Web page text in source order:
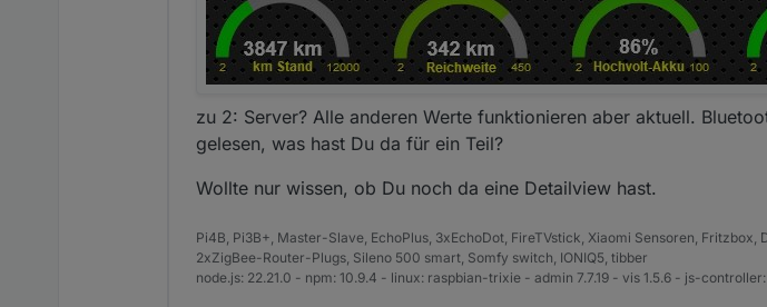
zu 2: Server? Alle anderen Werte funktionieren aber aktuell.
gelesen, was hast Du da für ein Teil?
Wollte nur wissen, ob Du noch da eine Detailview hast.
Pi4B, Pi3B+, Master-Slave, EchoPlus, 3xEchoDot, FireTVstick, Xiaomi Sensoren, Fritzbox,
2xZigBee-Router-Plugs, Sileno 500 smart, Somfy switch, IONIQ5, tibber
node.js: 22.21.0 - npm: 10.9.4 - linux: raspbian-trixie - admin 7.7.19 - vis 1.5.6 - js-controller: